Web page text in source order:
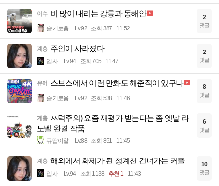
이슈 비 많이 내리는 강릉과 동해안
슬기로움 Lv.92 조회 387 11:52
2
댓글
계층 주인이 사라졌다
입사 Lv.94 조회 705 11:47
2
댓글
유머 스브스에서 이런 만화도 해준적이 있구나
슬기로움 Lv.92 조회 538 11:46
8
댓글
계층 ㅆ덕주의) 요즘 재평가 받는다는 좀 옛날 라
노벨 완결 작품
큐땁이알 Lv.88 조회 851 11:45
6
댓글
계층 해외에서 화제가 된 청계천 건너가는 커플
입사 Lv.94 조회 1138 추천 1 11:43
10
댓글